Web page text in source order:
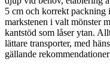
5 cm och korrekt packning
markstenen i valt mönster
kantstöd som låser ytan.
lättare transporter, med
gällande